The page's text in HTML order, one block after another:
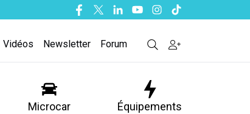
Facebook
TwitterLinkedinYoutubeInstagram
Tiktok
Vidéos Newsletter Forum
Microcar Équipements